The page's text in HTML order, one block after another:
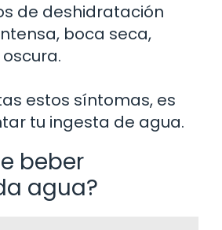
de deshidratación
boca seca,
estos síntomas, es
tu ingesta de agua.
beber
agua?